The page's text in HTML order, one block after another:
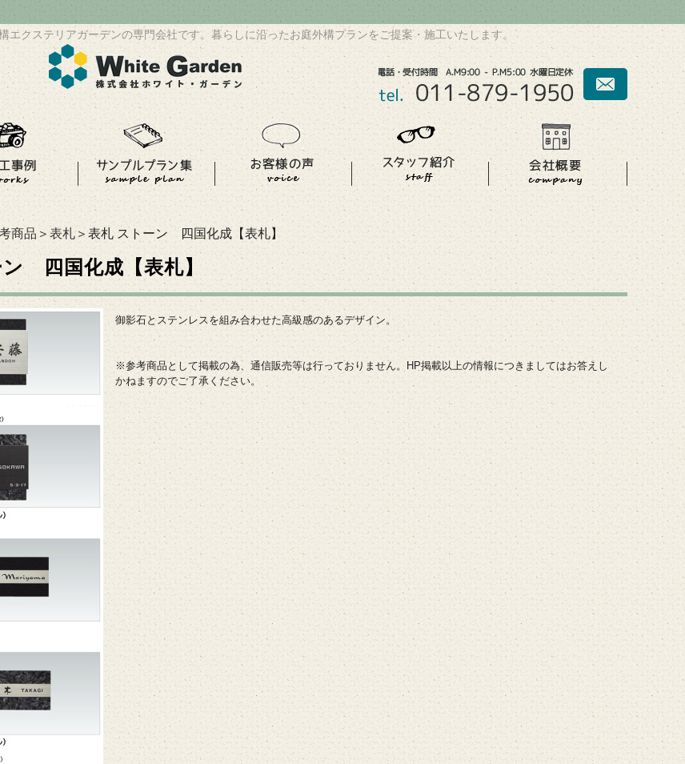
エクステリアガーデンの専門会社です。暮らしに沿ったお庭外構プランをご提案・施工いたします。
商品＞表札＞表札 ストーン 四国化成【表札】
ン 四国化成【表札】
御影石とステンレスを組み合わせた高級感のあるデザイン。
※参考商品として掲載の為、通信販売等は行っておりません。HP掲載以上の情報につきましてはお答えし
かねますのでご了承ください。